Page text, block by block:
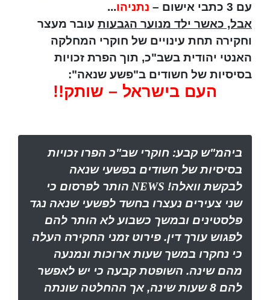
עם 3 כתבי אישום –
נתניהו...
אבל, כאשר ילד מנוער הגבעות עובר מעצר
וחקירה תחת עינויים של חוקרי המחלקה
האנטי יהודית בשב"כ, תוך הפרת זכויות
בסיסיות של חשודים ב"פשע שנאה":
העם בישראל – שותק!!
ביהמ"ש קבע: חוקרי שב"כ הפרו זכויות
בסיסיות של חשודים בפשעי שנאה
לבקשת וואלה! NEWS הותר לפרסום כי
שני צעירים נעצרו בחשד לפשעי שנאה נגד
פלסטינים ובמשך כשבוע לא הותר להם
לפגוש עורך דין. פירוט זמני החקירה העלה
כי נחקרו במשך שעות ארוכות ונמנעה
מהם שינה. השופטת קבעה כי יש לאפשר
להם 8 שעות שינה, אך ההחלטה שונתה